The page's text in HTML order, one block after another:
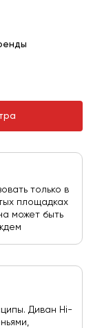
только в
площадках
может быть
Диван Hi-